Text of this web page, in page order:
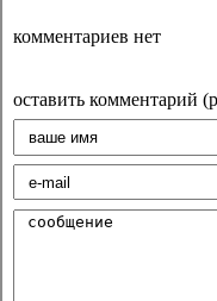
комментариев нет
оставить комментарий